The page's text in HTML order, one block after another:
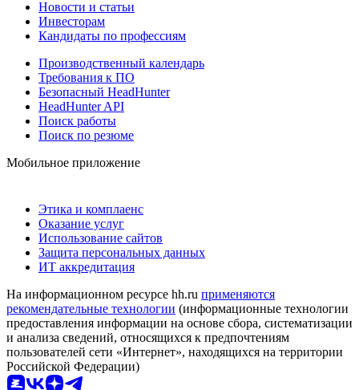
Новости и статьи
Инвесторам
Кандидаты по профессиям
Производственный календарь
Требования к ПО
Безопасный HeadHunter
HeadHunter API
Поиск работы
Поиск по резюме
Мобильное приложение
Этика и комплаенс
Оказание услуг
Использование сайтов
Защита персональных данных
ИТ аккредитация
На информационном ресурсе hh.ru применяются
рекомендательные технологии (информационные технологии
предоставления информации на основе сбора, систематизации
и анализа сведений, относящихся к предпочтениям
пользователей сети «Интернет», находящихся на территории
Российской Федерации)